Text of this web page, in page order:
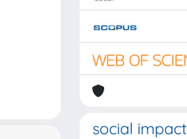
social impact